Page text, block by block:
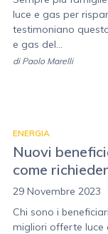
luce e gas per
testimoniano
e gas del...
di Paolo Marelli
ENERGIA
Nuovi
come
29 Novembre 2023
Chi sono i
migliori offerte luce